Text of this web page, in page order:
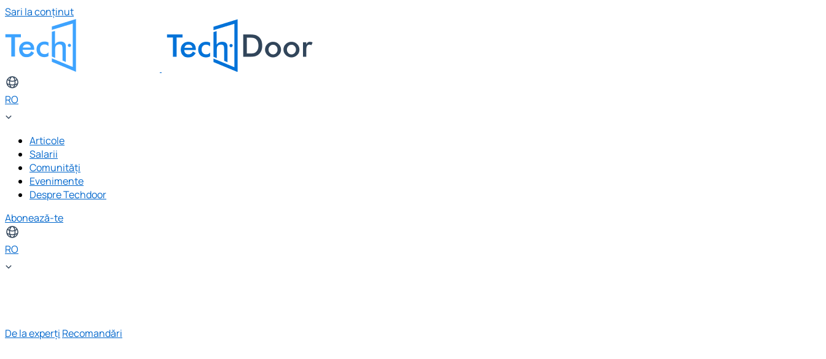
Sari la conținut
RO
Articole
Salarii
Comunități
Evenimente
Despre Techdoor
Abonează-te
RO
De la experți Recomandări